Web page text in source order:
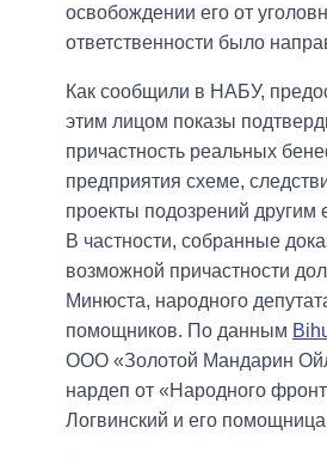
освобождении его от
ответственности было
Как сообщили в НАБУ,
этим лицом показы
причастность реальных
предприятия схеме,
проекты подозрений другим
В частности, собранные
возможной причастности
Минюста, народного
помощников. По данным
ООО «Золотой Мандарин
нардеп от «Народного
Логвинский и его